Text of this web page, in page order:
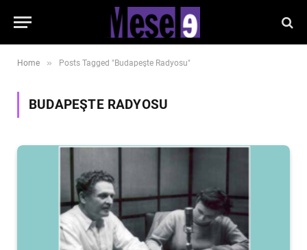
Home » Posts Tagged "Budapeşte Radyosu"
BUDAPEŞTE RADYOSU